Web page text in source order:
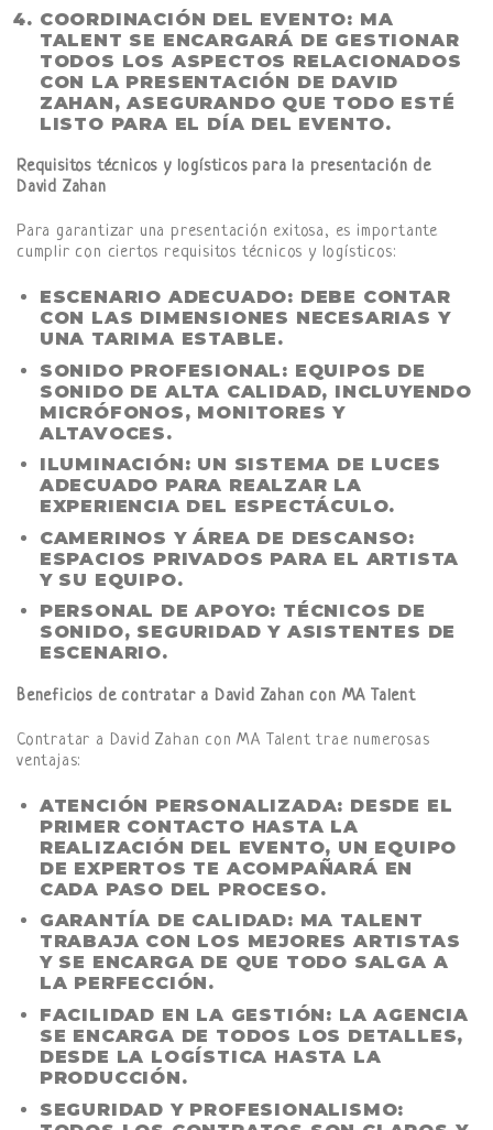
COORDINACIÓN DEL EVENTO: MA
TALENT SE ENCARGARÁ DE GESTIONAR
TODOS LOS ASPECTOS RELACIONADOS
CON LA PRESENTACIÓN DE DAVID
ZAHAN, ASEGURANDO QUE TODO ESTÉ
LISTO PARA EL DÍA DEL EVENTO.
Requisitos técnicos y logísticos para la presentación de
David Zahan
Para garantizar una presentación exitosa, es importante
cumplir con ciertos requisitos técnicos y logísticos:
ESCENARIO ADECUADO: DEBE CONTAR
CON LAS DIMENSIONES NECESARIAS Y
UNA TARIMA ESTABLE.
SONIDO PROFESIONAL: EQUIPOS DE
SONIDO DE ALTA CALIDAD, INCLUYENDO
MICRÓFONOS, MONITORES Y
ALTAVOCES.
ILUMINACIÓN: UN SISTEMA DE LUCES
ADECUADO PARA REALZAR LA
EXPERIENCIA DEL ESPECTÁCULO.
CAMERINOS Y ÁREA DE DESCANSO:
ESPACIOS PRIVADOS PARA EL ARTISTA
Y SU EQUIPO.
PERSONAL DE APOYO: TÉCNICOS DE
SONIDO, SEGURIDAD Y ASISTENTES DE
ESCENARIO.
Beneficios de contratar a David Zahan con MA Talent
Contratar a David Zahan con MA Talent trae numerosas
ventajas:
ATENCIÓN PERSONALIZADA: DESDE EL
PRIMER CONTACTO HASTA LA
REALIZACIÓN DEL EVENTO, UN EQUIPO
DE EXPERTOS TE ACOMPAÑARÁ EN
CADA PASO DEL PROCESO.
GARANTÍA DE CALIDAD: MA TALENT
TRABAJA CON LOS MEJORES ARTISTAS
Y SE ENCARGA DE QUE TODO SALGA A
LA PERFECCIÓN.
FACILIDAD EN LA GESTIÓN: LA AGENCIA
SE ENCARGA DE TODOS LOS DETALLES,
DESDE LA LOGÍSTICA HASTA LA
PRODUCCIÓN.
SEGURIDAD Y PROFESIONALISMO: